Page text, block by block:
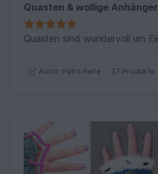
Quasten & wollige Anhänger
Autor: Petra Perle 37 Produkte